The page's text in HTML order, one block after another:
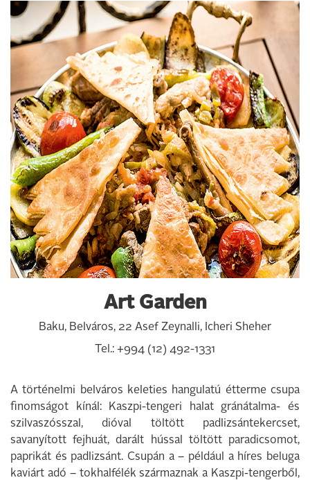
Art Garden
Baku, Belváros, 22 Asef Zeynalli, Icheri Sheher
Tel.: +994 (12) 492-1331
A történelmi belváros keleties hangulatú étterme csupa
finomságot kínál: Kaszpi-tengeri halat gránátalma- és
szilvaszósszal, dióval töltött padlizsántekercset,
savanyított fejhuát, darált hússal töltött paradicsomot,
paprikát és padlizsánt. Csupán a – például a híres beluga
kaviárt adó – tokhalfélék származnak a Kaszpi-tengerből,